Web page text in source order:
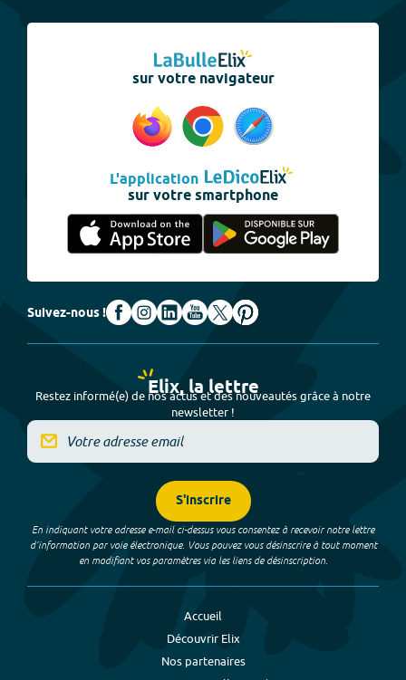
sur votre navigateur
L'application
sur votre smartphone
Suivez-nous !
Elix, la lettre
Restez informé(e) de nos actus et des nouveautés grâce à notre
newsletter !
S'inscrire
En indiquant votre adresse e-mail ci-dessus vous consentez à recevoir notre lettre
d’information par voie électronique. Vous pouvez vous désinscrire à tout moment
en modifiant vos paramètres via les liens de désinscription.
Accueil
Découvrir Elix
Nos partenaires